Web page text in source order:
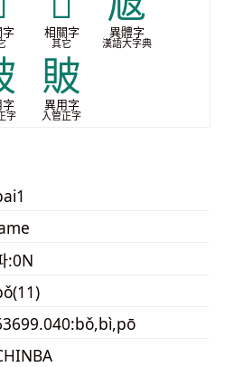
字 相關字
其它
異體字
漢語大字典
字
字
貱
異用字
入管正字
:0N